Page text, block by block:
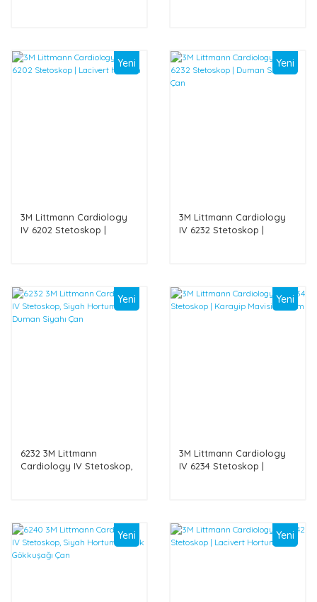
Yeni
3M Littmann Cardiology
IV 6202 Stetoskop |
Yeni
3M Littmann Cardiology
IV 6232 Stetoskop |
Yeni
6232 3M Littmann
Cardiology IV Stetoskop,
Yeni
3M Littmann Cardiology
IV 6234 Stetoskop |
Yeni Yeni